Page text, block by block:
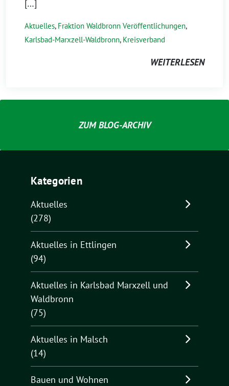
[…]
Aktuelles, Fraktion Waldbronn Veröffentlichungen,
Karlsbad-Marxzell-Waldbronn, Kreisverband
WEITERLESEN
ZUM BLOG-ARCHIV
Kategorien
Aktuelles
(278)
Aktuelles in Ettlingen
(94)
Aktuelles in Karlsbad Marxzell und
Waldbronn
(75)
Aktuelles in Malsch
(14)
Bauen und Wohnen